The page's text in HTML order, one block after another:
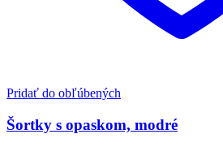
Pridať do obľúbených
Šortky s opaskom, modré